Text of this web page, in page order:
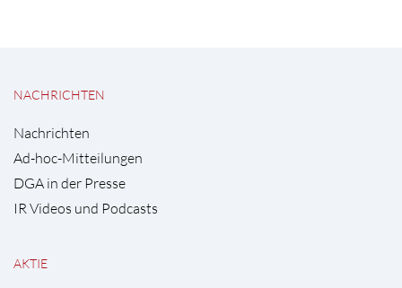
NACHRICHTEN
Nachrichten
Ad-hoc-Mitteilungen
DGA in der Presse
IR Videos und Podcasts
AKTIE